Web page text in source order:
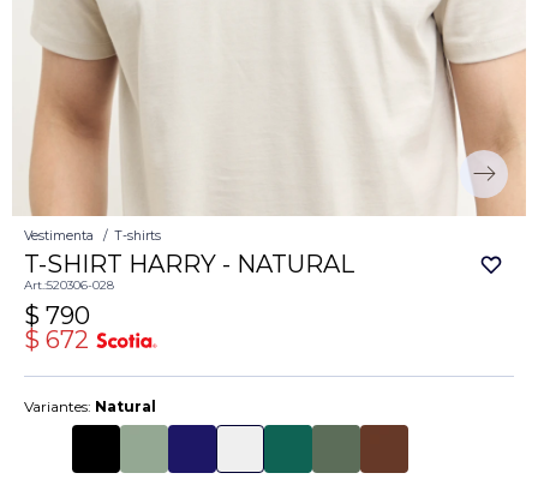
Vestimenta T-shirts
T-SHIRT HARRY - NATURAL
520306-028
$ 790
$ 672
Variantes: Natural